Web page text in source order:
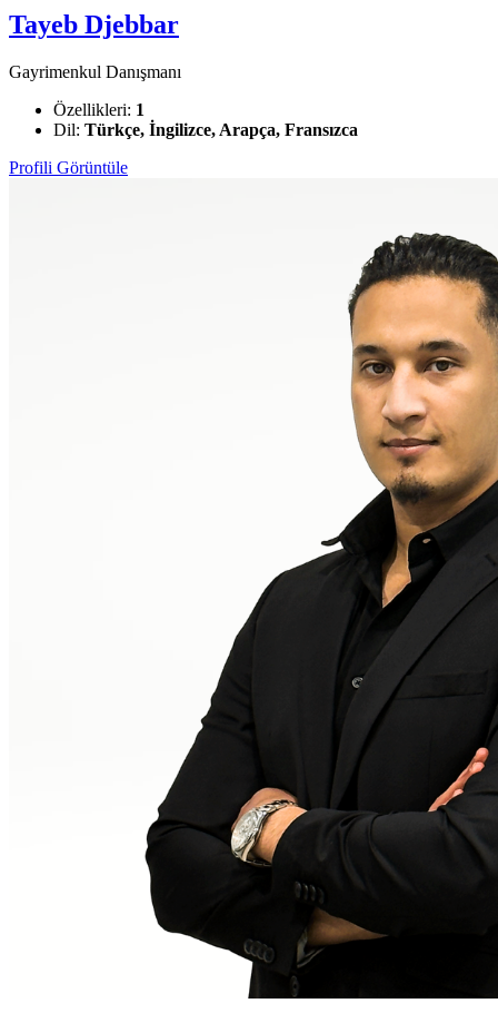
Tayeb Djebbar
Gayrimenkul Danışmanı
Özellikleri: 1
Dil: Türkçe, İngilizce, Arapça, Fransızca
Profili Görüntüle